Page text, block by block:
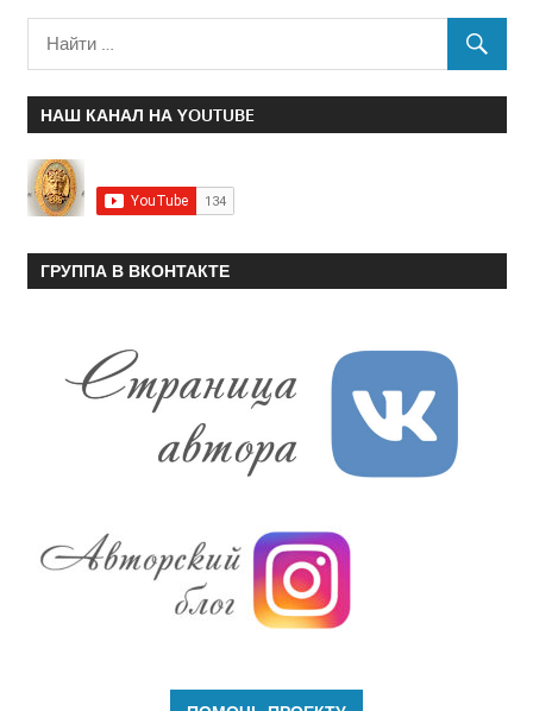
НАШ КАНАЛ НА YOUTUBE
ГРУППА В ВКОНТАКТЕ